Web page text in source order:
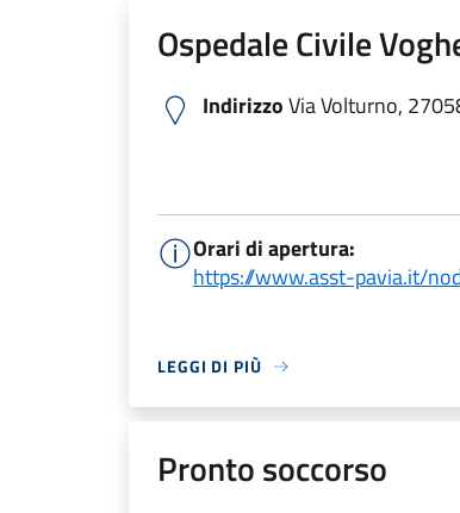
Ospedale Civile
IndirizzoVia Volturno,
Orari di apertura:
https://www.asst-pavia.it/
LEGGI DI PIÙ
Pronto soccorso